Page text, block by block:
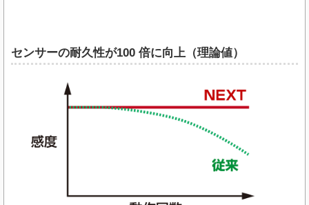
センサーの耐久性が100 倍に向上（理論値）